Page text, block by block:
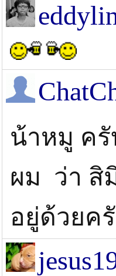
น้าหมู ค
ผม ว่า สิ
อยู่ด้วยค